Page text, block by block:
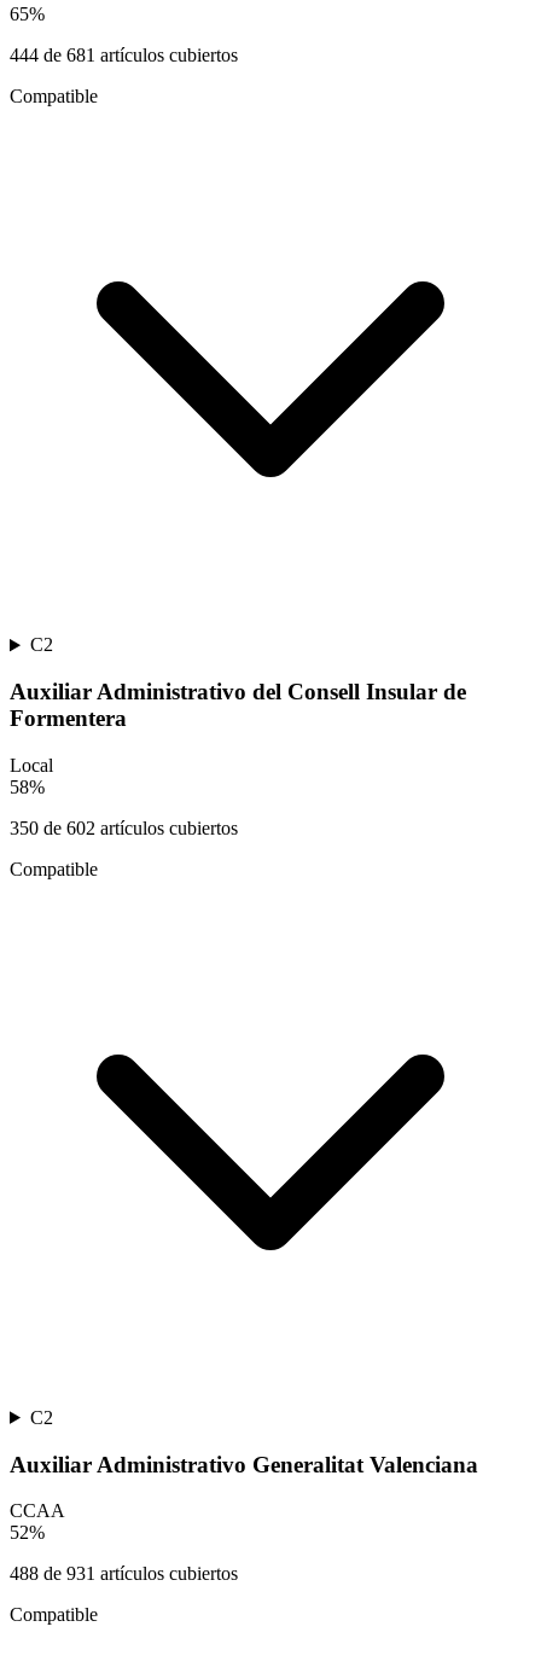
65%
444 de 681 artículos cubiertos
Compatible
C2
Auxiliar Administrativo del Consell Insular de
Formentera
Local
58%
350 de 602 artículos cubiertos
Compatible
C2
Auxiliar Administrativo Generalitat Valenciana
CCAA
52%
488 de 931 artículos cubiertos
Compatible